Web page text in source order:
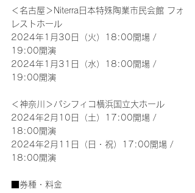
＜名古屋＞Niterra日本特殊陶業市民会館 フォ
レストホール
2024年1月30日（火）18:00開場 /
19:00開演
2024年1月31日（水）18:00開場 /
19:00開演
＜神奈川＞パシフィコ横浜国立大ホール
2024年2月10日（土）17:00開場 /
18:00開演
2024年2月11日（日・祝）17:00開場 /
18:00開演
■券種・料金